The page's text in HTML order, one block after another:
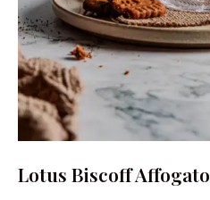
Lotus Biscoff Affogato